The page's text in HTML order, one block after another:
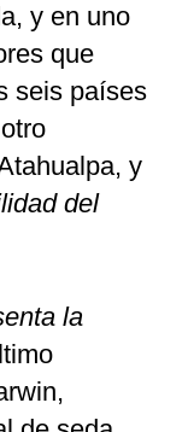
y en uno
que
seis países
y
del
la